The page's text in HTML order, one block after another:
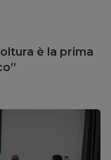
è la prima